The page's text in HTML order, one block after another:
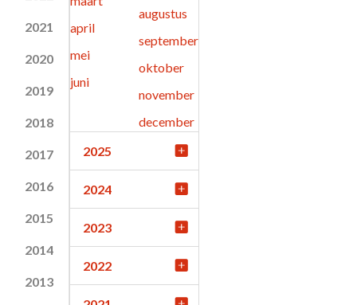
2021
2020
2019
2018
2017
2016
2015
2014
2013
april
mei
juni
augustus
september
oktober
november
december
2025
2024
2023
2022